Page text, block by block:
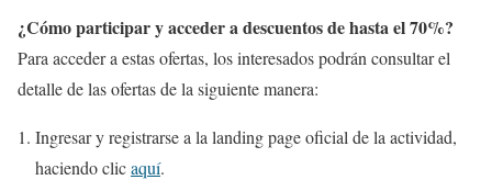
¿Cómo participar y acceder a descuentos de hasta el 70%?
Para acceder a estas ofertas, los interesados podrán consultar el
detalle de las ofertas de la siguiente manera:
Ingresar y registrarse a la landing page oficial de la actividad,
haciendo clicaquí.